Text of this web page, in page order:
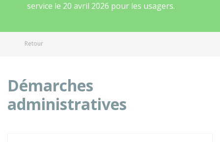
service le 20 avril 2026 pour les usagers.
Retour
Démarches
administratives